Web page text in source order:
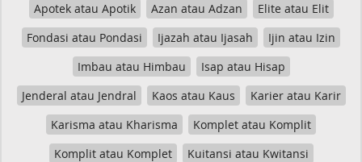
Apotek atau Apotik
Azan atau Adzan
Elite atau Elit
Fondasi atau Pondasi
Ijazah atau Ijasah
Ijin atau Izin
Imbau atau Himbau
Isap atau Hisap
Jenderal atau Jendral
Kaos atau Kaus
Karier atau Karir
Karisma atau Kharisma
Komplet atau Komplit
Komplit atau Komplet
Kuitansi atau Kwitansi